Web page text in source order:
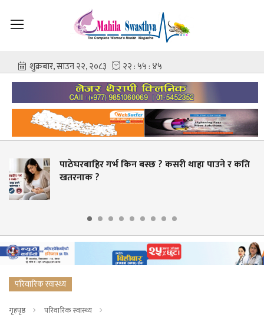
बस्छ ? कसरी थाहा पाउने र कति
स्वास्थ्य क्षेत्रमा
परिवारिक स्वास्थ्य
गृहपृष्ठ
परिवारिक स्वास्थ्य